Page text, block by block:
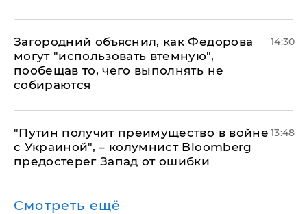
Загородний объяснил, как Федорова
могут "использовать втемную",
пообещав то, чего выполнять не
собираются
14:30
"Путин получит преимущество в войне
с Украиной", – колумнист Bloomberg
предостерег Запад от ошибки
13:48
Смотреть ещё